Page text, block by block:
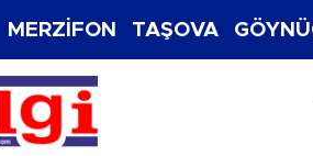
MERZİFON TAŞOVA